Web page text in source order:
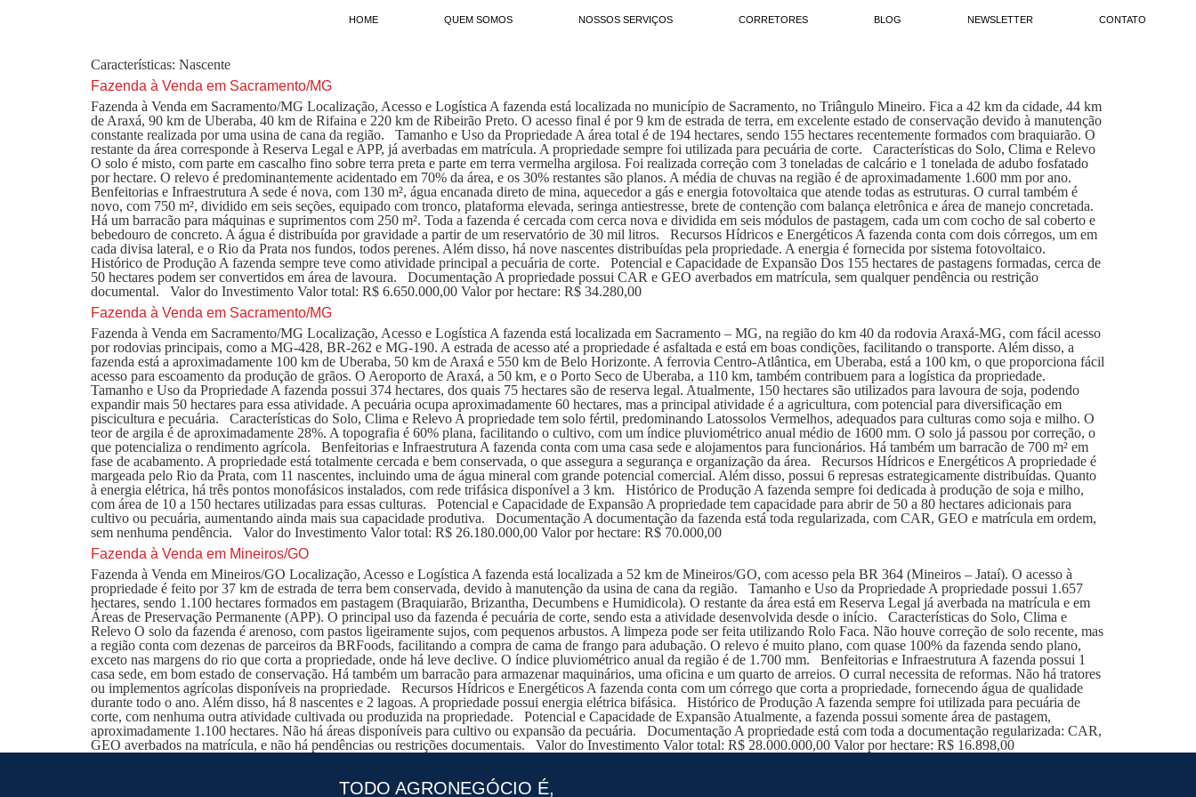
HOME QUEM SOMOS NOSSOS SERVIÇOS CORRETORES BLOG NEWSLETTER CONTATO
Características: Nascente
Fazenda à Venda em Sacramento/MG
Fazenda à Venda em Sacramento/MG Localização, Acesso e Logística A fazenda está localizada no município de Sacramento, no Triângulo Mineiro. Fica a 42 km da cidade, 44 km
de Araxá, 90 km de Uberaba, 40 km de Rifaina e 220 km de Ribeirão Preto. O acesso final é por 9 km de estrada de terra, em excelente estado de conservação devido à manutenção
constante realizada por uma usina de cana da região. Tamanho e Uso da Propriedade A área total é de 194 hectares, sendo 155 hectares recentemente formados com braquiarão. O
restante da área corresponde à Reserva Legal e APP, já averbadas em matrícula. A propriedade sempre foi utilizada para pecuária de corte. Características do Solo, Clima e Relevo
O solo é misto, com parte em cascalho fino sobre terra preta e parte em terra vermelha argilosa. Foi realizada correção com 3 toneladas de calcário e 1 tonelada de adubo fosfatado
por hectare. O relevo é predominantemente acidentado em 70% da área, e os 30% restantes são planos. A média de chuvas na região é de aproximadamente 1.600 mm por ano.
Benfeitorias e Infraestrutura A sede é nova, com 130 m², água encanada direto de mina, aquecedor a gás e energia fotovoltaica que atende todas as estruturas. O curral também é
novo, com 750 m², dividido em seis seções, equipado com tronco, plataforma elevada, seringa antiestresse, brete de contenção com balança eletrônica e área de manejo concretada.
Há um barracão para máquinas e suprimentos com 250 m². Toda a fazenda é cercada com cerca nova e dividida em seis módulos de pastagem, cada um com cocho de sal coberto e
bebedouro de concreto. A água é distribuída por gravidade a partir de um reservatório de 30 mil litros. Recursos Hídricos e Energéticos A fazenda conta com dois córregos, um em
cada divisa lateral, e o Rio da Prata nos fundos, todos perenes. Além disso, há nove nascentes distribuídas pela propriedade. A energia é fornecida por sistema fotovoltaico.
Histórico de Produção A fazenda sempre teve como atividade principal a pecuária de corte. Potencial e Capacidade de Expansão Dos 155 hectares de pastagens formadas, cerca de
50 hectares podem ser convertidos em área de lavoura. Documentação A propriedade possui CAR e GEO averbados em matrícula, sem qualquer pendência ou restrição
documental. Valor do Investimento Valor total: R$ 6.650.000,00 Valor por hectare: R$ 34.280,00
Fazenda à Venda em Sacramento/MG
Fazenda à Venda em Sacramento/MG Localização, Acesso e Logística A fazenda está localizada em Sacramento – MG, na região do km 40 da rodovia Araxá-MG, com fácil acesso
por rodovias principais, como a MG-428, BR-262 e MG-190. A estrada de acesso até a propriedade é asfaltada e está em boas condições, facilitando o transporte. Além disso, a
fazenda está a aproximadamente 100 km de Uberaba, 50 km de Araxá e 550 km de Belo Horizonte. A ferrovia Centro-Atlântica, em Uberaba, está a 100 km, o que proporciona fácil
acesso para escoamento da produção de grãos. O Aeroporto de Araxá, a 50 km, e o Porto Seco de Uberaba, a 110 km, também contribuem para a logística da propriedade.
Tamanho e Uso da Propriedade A fazenda possui 374 hectares, dos quais 75 hectares são de reserva legal. Atualmente, 150 hectares são utilizados para lavoura de soja, podendo
expandir mais 50 hectares para essa atividade. A pecuária ocupa aproximadamente 60 hectares, mas a principal atividade é a agricultura, com potencial para diversificação em
piscicultura e pecuária. Características do Solo, Clima e Relevo A propriedade tem solo fértil, predominando Latossolos Vermelhos, adequados para culturas como soja e milho. O
teor de argila é de aproximadamente 28%. A topografia é 60% plana, facilitando o cultivo, com um índice pluviométrico anual médio de 1600 mm. O solo já passou por correção, o
que potencializa o rendimento agrícola. Benfeitorias e Infraestrutura A fazenda conta com uma casa sede e alojamentos para funcionários. Há também um barracão de 700 m² em
fase de acabamento. A propriedade está totalmente cercada e bem conservada, o que assegura a segurança e organização da área. Recursos Hídricos e Energéticos A propriedade é
margeada pelo Rio da Prata, com 11 nascentes, incluindo uma de água mineral com grande potencial comercial. Além disso, possui 6 represas estrategicamente distribuídas. Quanto
à energia elétrica, há três pontos monofásicos instalados, com rede trifásica disponível a 3 km. Histórico de Produção A fazenda sempre foi dedicada à produção de soja e milho,
com área de 10 a 150 hectares utilizadas para essas culturas. Potencial e Capacidade de Expansão A propriedade tem capacidade para abrir de 50 a 80 hectares adicionais para
cultivo ou pecuária, aumentando ainda mais sua capacidade produtiva. Documentação A documentação da fazenda está toda regularizada, com CAR, GEO e matrícula em ordem,
sem nenhuma pendência. Valor do Investimento Valor total: R$ 26.180.000,00 Valor por hectare: R$ 70.000,00
Fazenda à Venda em Mineiros/GO
Fazenda à Venda em Mineiros/GO Localização, Acesso e Logística A fazenda está localizada a 52 km de Mineiros/GO, com acesso pela BR 364 (Mineiros – Jataí). O acesso à
propriedade é feito por 37 km de estrada de terra bem conservada, devido à manutenção da usina de cana da região. Tamanho e Uso da Propriedade A propriedade possui 1.657
hectares, sendo 1.100 hectares formados em pastagem (Braquiarão, Brizantha, Decumbens e Humidicola). O restante da área está em Reserva Legal já averbada na matrícula e em
Áreas de Preservação Permanente (APP). O principal uso da fazenda é pecuária de corte, sendo esta a atividade desenvolvida desde o início. Características do Solo, Clima e
Relevo O solo da fazenda é arenoso, com pastos ligeiramente sujos, com pequenos arbustos. A limpeza pode ser feita utilizando Rolo Faca. Não houve correção de solo recente, mas
a região conta com dezenas de parceiros da BRFoods, facilitando a compra de cama de frango para adubação. O relevo é muito plano, com quase 100% da fazenda sendo plano,
exceto nas margens do rio que corta a propriedade, onde há leve declive. O índice pluviométrico anual da região é de 1.700 mm. Benfeitorias e Infraestrutura A fazenda possui 1
casa sede, em bom estado de conservação. Há também um barracão para armazenar maquinários, uma oficina e um quarto de arreios. O curral necessita de reformas. Não há tratores
ou implementos agrícolas disponíveis na propriedade. Recursos Hídricos e Energéticos A fazenda conta com um córrego que corta a propriedade, fornecendo água de qualidade
durante todo o ano. Além disso, há 8 nascentes e 2 lagoas. A propriedade possui energia elétrica bifásica. Histórico de Produção A fazenda sempre foi utilizada para pecuária de
corte, com nenhuma outra atividade cultivada ou produzida na propriedade. Potencial e Capacidade de Expansão Atualmente, a fazenda possui somente área de pastagem,
aproximadamente 1.100 hectares. Não há áreas disponíveis para cultivo ou expansão da pecuária. Documentação A propriedade está com toda a documentação regularizada: CAR,
GEO averbados na matrícula, e não há pendências ou restrições documentais. Valor do Investimento Valor total: R$ 28.000.000,00 Valor por hectare: R$ 16.898,00
TODO AGRONEGÓCIO É,